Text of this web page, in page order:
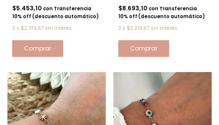
$5.453,10 con Transferencia
10% off (descuento automático)
3 x $2.019,67 sin interés
$8.693,10 con Transferencia
10% off (descuento automático)
3 x $3.219,67 sin interés